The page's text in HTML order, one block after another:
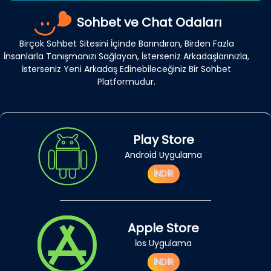
Sohbet ve Chat Odaları
Birçok Sohbet Sitesini İçinde Barındıran, Birden Fazla
İnsanlarla Tanışmanızı Sağlayan, İsterseniz Arkadaşlarınızla,
İsterseniz Yeni Arkadaş Edinebileceğiniz Bir Sohbet
Platformudur.
Play Store
Android Uygulama
İNDİR
Apple Store
İos Uygulama
İNDİR